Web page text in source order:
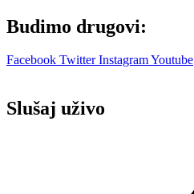
Budimo drugovi:
Facebook Twitter InstagramYoutube
Slušaj uživo